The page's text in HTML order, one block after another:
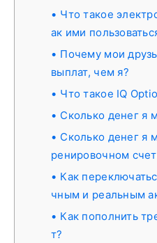
Что такое
ак ими
Почему мои
выплат, чем я?
Что такое IQ
Сколько денег я
Сколько денег я
ренировочном
Как
чным и реальным
Как пополнить
т?